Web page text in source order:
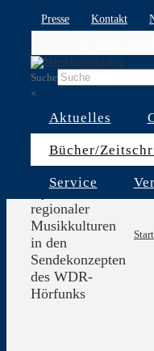
Presse Kontakt
Suche
×
Aktuelles
Bücher/
Service
Präsenz und
Dynamik
regionaler
Musikkulturen
in den
Sendekonzepten
des WDR-
Hörfunks